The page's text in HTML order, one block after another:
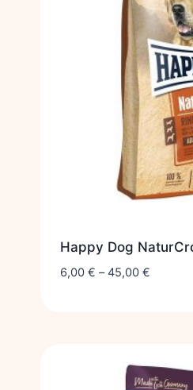
Happy Dog
6,00 € –45,00 €